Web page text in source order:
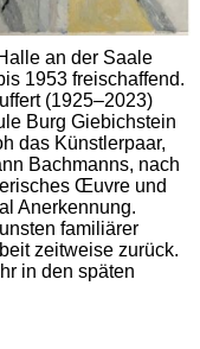
an der Saale
1953 freischaffend.
(1925–2023)
Burg Giebichstein
das Künstlerpaar,
Bachmanns, nach
Œuvre und
Anerkennung.
familiärer
zeitweise zurück.
in den späten